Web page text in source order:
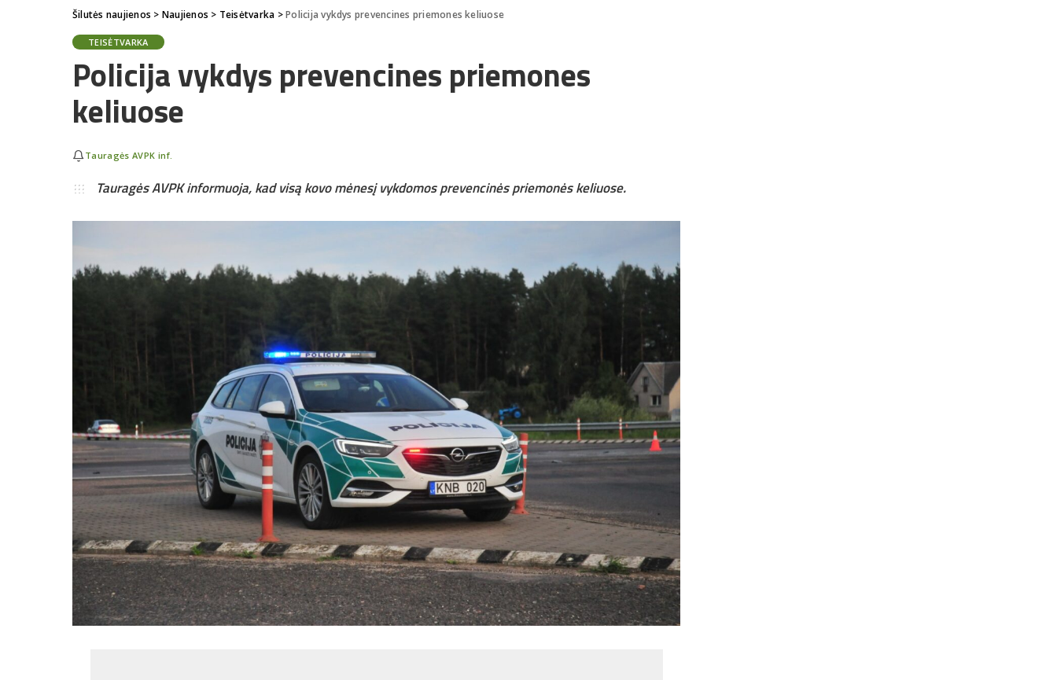
Šilutės naujienos > Naujienos > Teisėtvarka >Policija vykdys prevencines priemones keliuose
TEISĖTVARKA
Policija vykdys prevencines priemones
keliuose
Tauragės AVPK inf.
Tauragės AVPK informuoja, kad visą kovo mėnesį vykdomos prevencinės priemonės keliuose.